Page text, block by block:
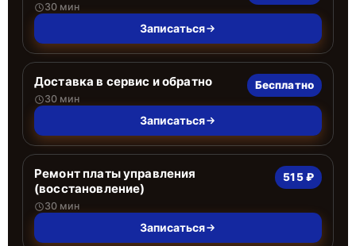
30 мин
Записаться
Доставка в сервис и обратно
30 мин
Бесплатно
Записаться
Ремонт платы управления
(восстановление)
30 мин
515 ₽
Записаться